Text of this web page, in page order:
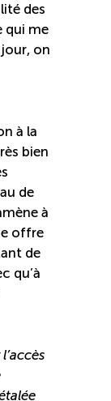
des
qui me
on
à la
bien
de
à
offre
de
qu’à